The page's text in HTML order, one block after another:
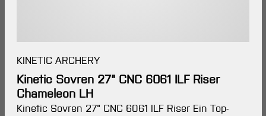
KINETIC ARCHERY
Kinetic Sovren 27" CNC 6061 ILF Riser
Chameleon LH
Kinetic Sovren 27" CNC 6061 ILF Riser Ein Top-